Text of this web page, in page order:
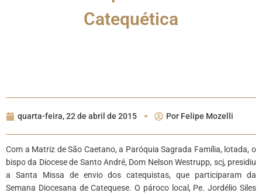
Catequética
quarta-feira, 22 de abril de 2015 Por Felipe Mozelli
Com a Matriz de São Caetano, a Paróquia Sagrada Família, lotada, o
bispo da Diocese de Santo André, Dom Nelson Westrupp, scj, presidiu
a Santa Missa de envio dos catequistas, que participaram da
Semana Diocesana de Catequese. O pároco local, Pe. Jordélio Siles